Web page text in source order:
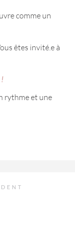
comme un
êtes invité.e à
!
rythme et une